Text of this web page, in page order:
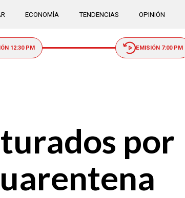
ECONOMÍA TENDENCIAS OPINIÓN
12:30 PM EMISIÓN 7:00 PM
por